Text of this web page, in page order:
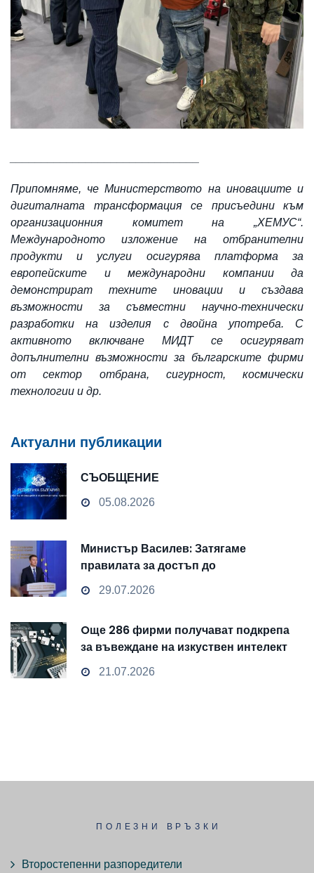
Припомняме, че Министерството на иновациите и
дигиталната трансформация се присъедини към
организационния комитет на „ХЕМУС“.
Международното изложение на отбранителни
продукти и услуги осигурява платформа за
европейските и международни компании да
демонстрират техните иновации и създава
възможности за съвместни научно-технически
разработки на изделия с двойна употреба. С
активното включване МИДТ се осигуряват
допълнителни възможности за българските фирми
от сектор отбрана, сигурност, космически
технологии и др.
Актуални публикации
СЪОБЩЕНИЕ
05.08.2026
Министър Василев: Затягаме
правилата за достъп до
чувствителни данни
29.07.2026
Oще 286 фирми получават подкрепа
за въвеждане на изкуствен интелект
и облачни технологии
21.07.2026
ПОЛЕЗНИ ВРЪЗКИ
Второстепенни разпоредители